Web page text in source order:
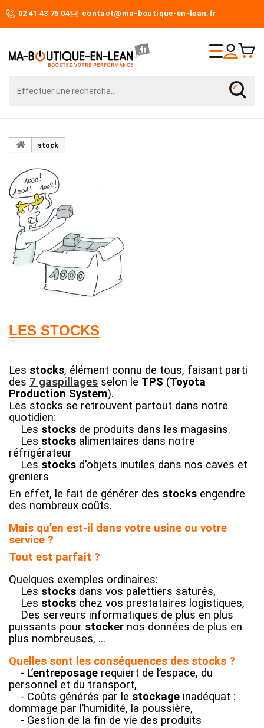
02 41 43 75 04 contact@ma-boutique-en-lean.fr
stock
LES STOCKS
Les stocks, élément connu de tous, faisant parti
des 7 gaspillages selon le TPS (Toyota
Production System).
Les stocks se retrouvent partout dans notre
quotidien:
Les stocks de produits dans les magasins.
Les stocks alimentaires dans notre
réfrigérateur
Les stocks d'objets inutiles dans nos caves et
greniers
En effet, le fait de générer des stocks engendre
des nombreux coûts.
Mais qu’en est-il dans votre usine ou votre
service ?
Tout est parfait ?
Quelques exemples ordinaires:
Les stocks dans vos palettiers saturés,
Les stocks chez vos prestataires logistiques,
Des serveurs informatiques de plus en plus
puissants pour stocker nos données de plus en
plus nombreuses, ...
Quelles sont les conséquences des stocks ?
- L’entreposage requiert de l’espace, du
personnel et du transport,
- Coûts générés par le stockage inadéquat :
dommage par l’humidité, la poussière,
- Gestion de la fin de vie des produits